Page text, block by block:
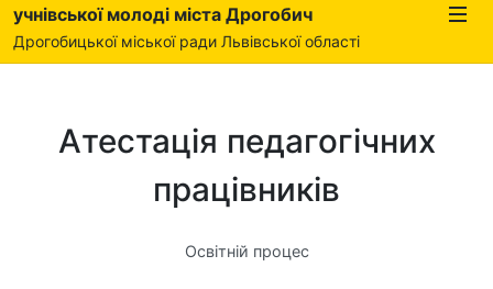
учнівської молоді міста Дрогобич
Дрогобицької міської ради Львівської області
Атестація педагогічних
працівників
Освітній процес